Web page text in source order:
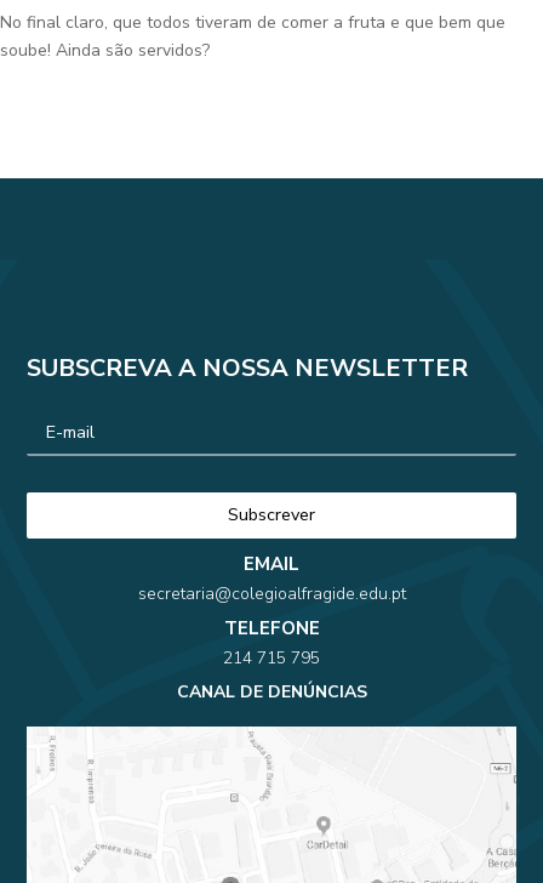
No final claro, que todos tiveram de comer a fruta e que bem que
soube! Ainda são servidos?
SUBSCREVA A NOSSA NEWSLETTER
EMAIL
secretaria@colegioalfragide.edu.pt
TELEFONE
214 715 795
CANAL DE DENÚNCIAS